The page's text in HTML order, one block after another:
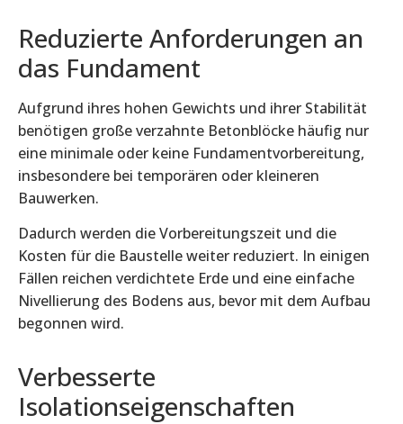
Reduzierte Anforderungen an
das Fundament
Aufgrund ihres hohen Gewichts und ihrer Stabilität
benötigen große verzahnte Betonblöcke häufig nur
eine minimale oder keine Fundamentvorbereitung,
insbesondere bei temporären oder kleineren
Bauwerken.
Dadurch werden die Vorbereitungszeit und die
Kosten für die Baustelle weiter reduziert. In einigen
Fällen reichen verdichtete Erde und eine einfache
Nivellierung des Bodens aus, bevor mit dem Aufbau
begonnen wird.
Verbesserte
Isolationseigenschaften